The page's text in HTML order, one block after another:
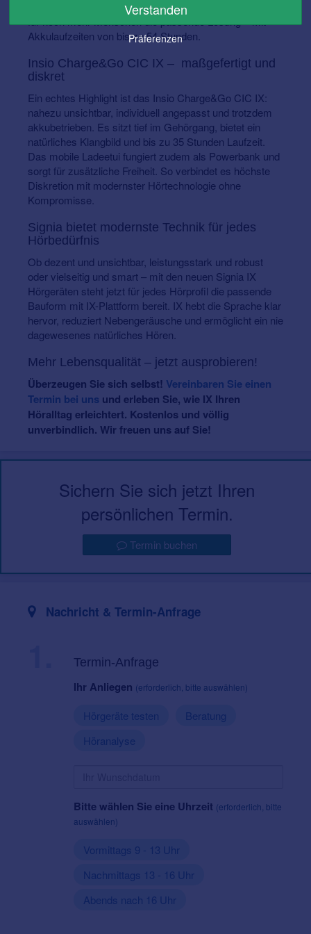
Mit den neuen Leistungsklassen ist dieses Modell jetzt
für noch mehr Menschen die passende Lösung – mit
Akkulaufzeiten von bis zu 54 Stunden.
Insio Charge&Go CIC IX – maßgefertigt und
diskret
Ein echtes Highlight ist das Insio Charge&Go CIC IX:
nahezu unsichtbar, individuell angepasst und trotzdem
akkubetrieben. Es sitzt tief im Gehörgang, bietet ein
natürliches Klangbild und bis zu 35 Stunden Laufzeit.
Das mobile Ladeetui fungiert zudem als Powerbank und
sorgt für zusätzliche Freiheit. So verbindet es höchste
Diskretion mit modernster Hörtechnologie ohne
Kompromisse.
Signia bietet modernste Technik für jedes
Hörbedürfnis
Ob dezent und unsichtbar, leistungsstark und robust
oder vielseitig und smart – mit den neuen Signia IX
Hörgeräten steht jetzt für jedes Hörprofil die passende
Bauform mit IX-Plattform bereit. IX hebt die Sprache klar
hervor, reduziert Nebengeräusche und ermöglicht ein nie
dagewesenes natürliches Hören.
Mehr Lebensqualität – jetzt ausprobieren!
Überzeugen Sie sich selbst! Vereinbaren Sie einen
Termin bei uns und erleben Sie, wie IX Ihren
Höralltag erleichtert. Kostenlos und völlig
unverbindlich. Wir freuen uns auf Sie!
Sichern Sie sich jetzt Ihren
persönlichen Termin.
Termin buchen
Nachricht & Termin-Anfrage
Termin-Anfrage
Ihr Anliegen (erforderlich, bitte auswählen)
Hörgeräte testen
Beratung
Höranalyse
Bitte wählen Sie eine Uhrzeit (erforderlich, bitte
auswählen)
Vormittags 9 - 13 Uhr
Nachmittags 13 - 16 Uhr
Abends nach 16 Uhr
Verstanden
Präferenzen